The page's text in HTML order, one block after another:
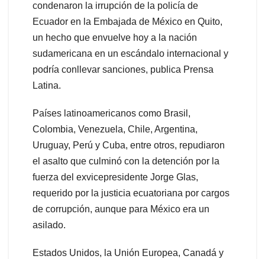
condenaron la irrupción de la policía de
Ecuador en la Embajada de México en Quito,
un hecho que envuelve hoy a la nación
sudamericana en un escándalo internacional y
podría conllevar sanciones, publica Prensa
Latina.
Países latinoamericanos como Brasil,
Colombia, Venezuela, Chile, Argentina,
Uruguay, Perú y Cuba, entre otros, repudiaron
el asalto que culminó con la detención por la
fuerza del exvicepresidente Jorge Glas,
requerido por la justicia ecuatoriana por cargos
de corrupción, aunque para México era un
asilado.
Estados Unidos, la Unión Europea, Canadá y